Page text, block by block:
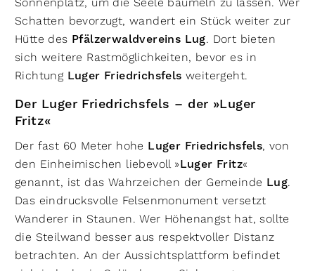
Schatten bevorzugt, wandert ein Stück weiter zur
Hütte des Pfälzerwaldvereins Lug. Dort bieten
sich weitere Rastmöglichkeiten, bevor es in
Richtung Luger Friedrichsfels weitergeht.
Der Luger Friedrichsfels – der »Luger
Fritz«
Der fast 60 Meter hohe Luger Friedrichsfels, von
den Einheimischen liebevoll »Luger Fritz«
genannt, ist das Wahrzeichen der Gemeinde Lug.
Das eindrucksvolle Felsenmonument versetzt
Wanderer in Staunen. Wer Höhenangst hat, sollte
die Steilwand besser aus respektvoller Distanz
betrachten. An der Aussichtsplattform befindet